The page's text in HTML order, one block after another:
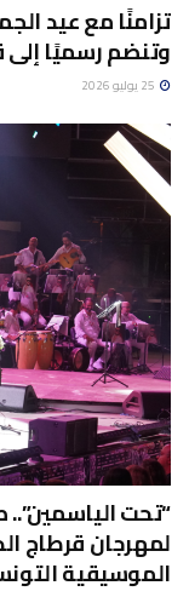
تزامنًا مع عيد
وتنضم رسميًا إلى
“تحت الياسمين”..
لمهرجان قرطاج
الموسيقية